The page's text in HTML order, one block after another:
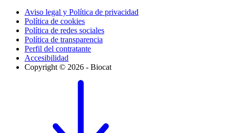
Aviso legal y Política de privacidad
Política de cookies
Política de redes sociales
Política de transparencia
Perfil del contratante
Accesibilidad
Copyright © 2026 - Biocat